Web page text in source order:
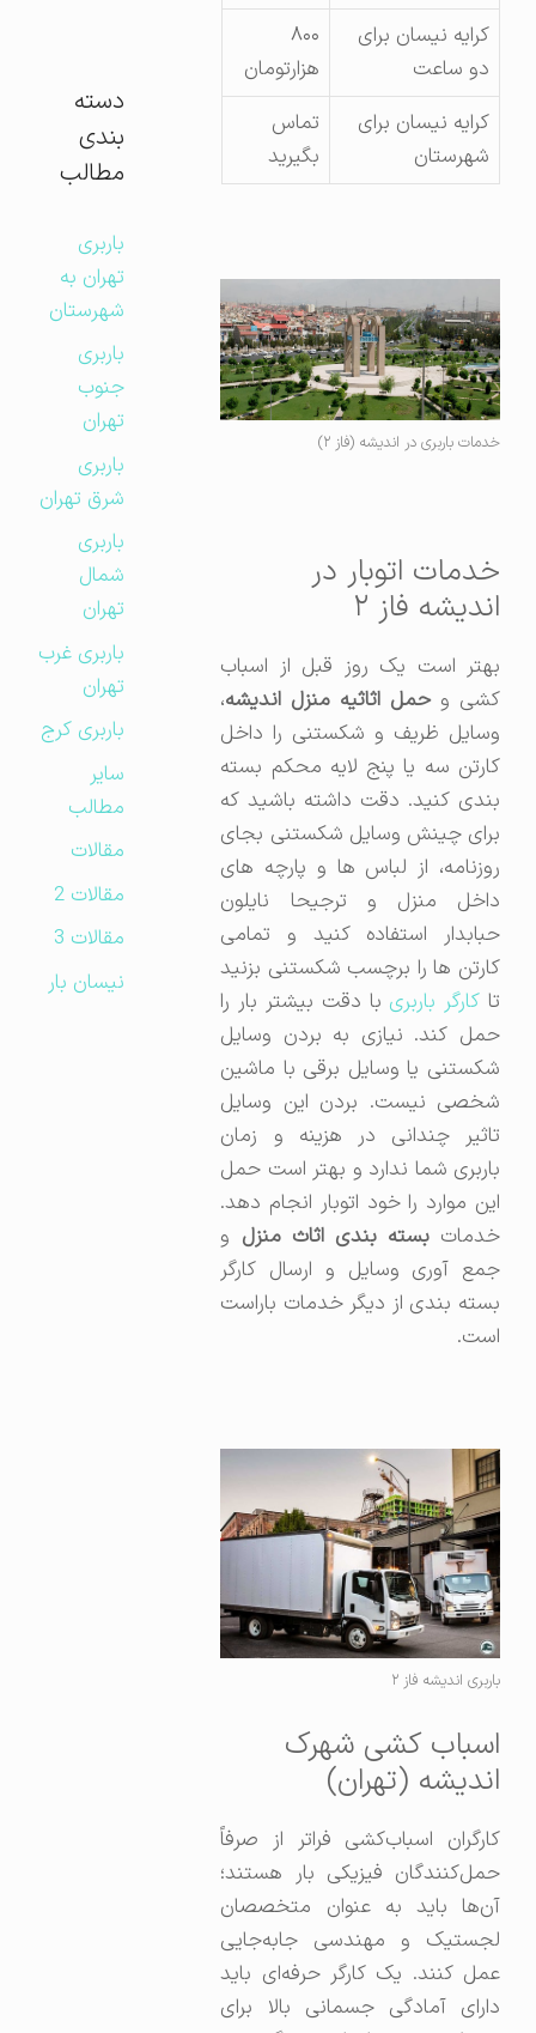
کرایه نیسان برای
دو ساعت
هزارتومان
کرایه نیسان برای
شهرستان
تماس
بگیرید
خدمات باربری در اندیشه (فاز ۲)
خدمات اتوبار در
اندیشه فاز ۲
بهتر است یک روز قبل از اسباب
کشی وحمل اثاثیه منزل اندیشه،
وسایل ظریف و شکستنی را داخل
کارتن سه یا پنج لایه محکم بسته
بندی کنید. دقت داشته باشید که
برای چینش وسایل شکستنی بجای
روزنامه، از لباس ها و پارچه های
داخل منزل و ترجیحا نایلون
حبابدار استفاده کنید و تمامی
کارتن ها را برچسب شکستنی بزنید
کارگر باربریبا دقت بیشتر بار را
حمل کند. نیازی به بردن وسایل
شکستنی یا وسایل برقی با ماشین
شخصی نیست. بردن این وسایل
تاثیر چندانی در هزینه و زمان
باربری شما ندارد و بهتر است حمل
این موارد را خود اتوبار انجام دهد.
خدماتبسته بندی اثاث منزلو
جمع آوری وسایل و ارسال کارگر
بسته بندی از دیگر خدمات باراست
است.
باربری اندیشه فاز ۲
اسباب کشی شهرک
اندیشه (تهران)
کارگران اسباب‌کشی فراتر از صرفاً
حمل‌کنندگان فیزیکی بار هستند؛
آن‌ها باید به عنوان متخصصان
لجستیک و مهندسی جابه‌جایی
عمل کنند. یک کارگر حرفه‌ای باید
دارای آمادگی جسمانی بالا برای
دسته
بندی
مطالب
باربری
تهران به
شهرستان
باربری
جنوب
تهران
باربری
شرق تهران
باربری
شمال
تهران
باربری غرب
تهران
باربری کرج
مطالب
مقالات
مقالات 2
مقالات 3
نیسان بار